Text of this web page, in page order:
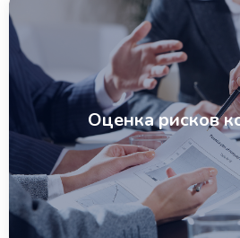
Оценка рисков